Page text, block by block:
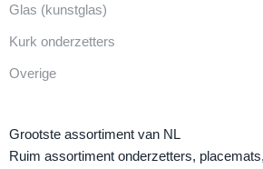
Glas (kunstglas)
Kurk onderzetters
Overige
Grootste assortiment van NL
Ruim assortiment onderzetters,